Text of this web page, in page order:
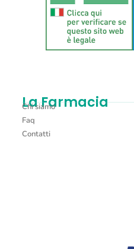
La Farmacia
Chi siamo
Faq
Contatti